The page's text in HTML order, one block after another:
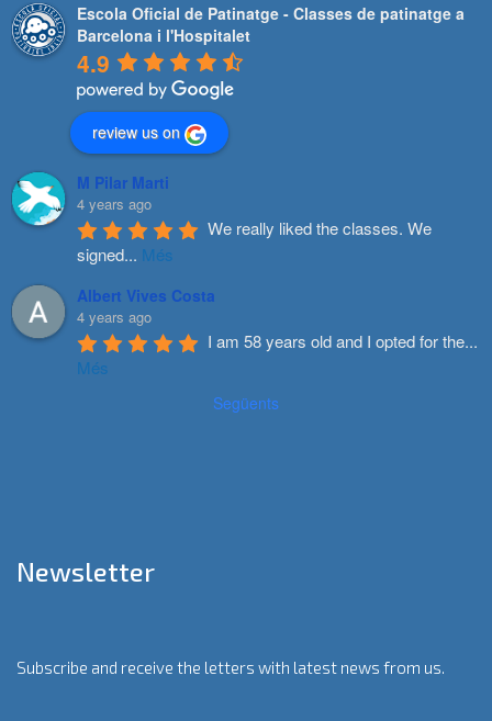
Escola Oficial de Patinatge - Classes de patinatge a
Barcelona i l'Hospitalet
4.9
review us on
M Pilar Marti
4 years ago
We really liked the classes. We
signed... Més
Albert Vives Costa
4 years ago
I am 58 years old and I opted for the...
Més
Següents
Newsletter
Subscribe and receive the letters with latest news from us.